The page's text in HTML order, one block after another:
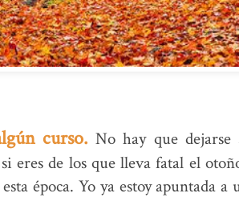
curso. No hay que
eres de los que lleva fatal el
época. Yo ya estoy apuntada